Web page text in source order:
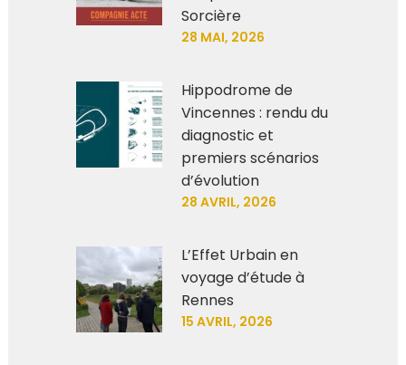
Sorcière
28 MAI, 2026
Hippodrome de
Vincennes : rendu du
diagnostic et
premiers scénarios
d’évolution
28 AVRIL, 2026
L’Effet Urbain en
voyage d’étude à
Rennes
15 AVRIL, 2026